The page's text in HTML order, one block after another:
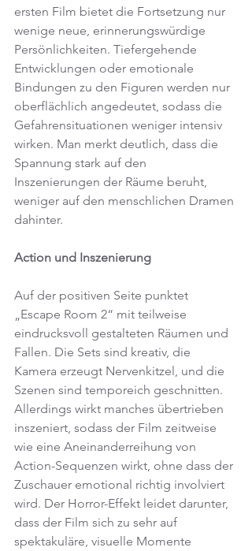
ersten Film bietet die Fortsetzung nur
wenige neue, erinnerungswürdige
Persönlichkeiten. Tiefergehende
Entwicklungen oder emotionale
Bindungen zu den Figuren werden nur
oberflächlich angedeutet, sodass die
Gefahrensituationen weniger intensiv
wirken. Man merkt deutlich, dass die
Spannung stark auf den
Inszenierungen der Räume beruht,
weniger auf den menschlichen Dramen
dahinter.
Action und Inszenierung
Auf der positiven Seite punktet
„Escape Room 2“ mit teilweise
eindrucksvoll gestalteten Räumen und
Fallen. Die Sets sind kreativ, die
Kamera erzeugt Nervenkitzel, und die
Szenen sind temporeich geschnitten.
Allerdings wirkt manches übertrieben
inszeniert, sodass der Film zeitweise
wie eine Aneinanderreihung von
Action-Sequenzen wirkt, ohne dass der
Zuschauer emotional richtig involviert
wird. Der Horror-Effekt leidet darunter,
dass der Film sich zu sehr auf
spektakuläre, visuelle Momente